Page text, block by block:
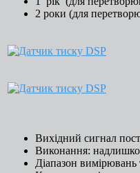
2 роки (для
Вихідний сигнал
Виконання:
Діапазон